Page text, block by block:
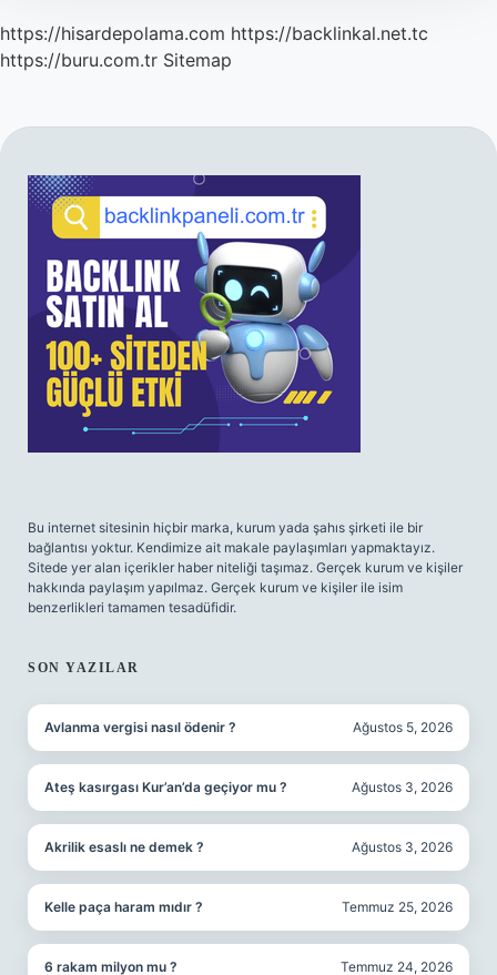
https://hisardepolama.com https://backlinkal.net.tc
https://buru.com.tr Sitemap
SIDEBAR
Bu internet sitesinin hiçbir marka, kurum yada şahıs şirketi ile bir
bağlantısı yoktur. Kendimize ait makale paylaşımları yapmaktayız.
Sitede yer alan içerikler haber niteliği taşımaz. Gerçek kurum ve kişiler
hakkında paylaşım yapılmaz. Gerçek kurum ve kişiler ile isim
benzerlikleri tamamen tesadüfidir.
SON YAZILAR
Avlanma vergisi nasıl ödenir ? Ağustos 5, 2026
Ateş kasırgası Kur’an’da geçiyor mu ? Ağustos 3, 2026
Akrilik esaslı ne demek ? Ağustos 3, 2026
Kelle paça haram mıdır ? Temmuz 25, 2026
6 rakam milyon mu ? Temmuz 24, 2026